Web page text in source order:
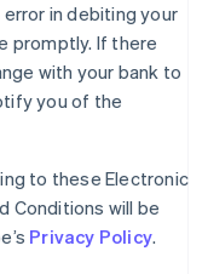
in debiting your
promptly. If there
with your bank to
you of the
to these Electronic
Conditions will be
Privacy Policy.